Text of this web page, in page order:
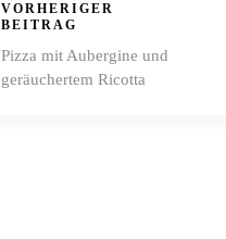
VORHERIGER
BEITRAG
Pizza mit Aubergine und
geräuchertem Ricotta